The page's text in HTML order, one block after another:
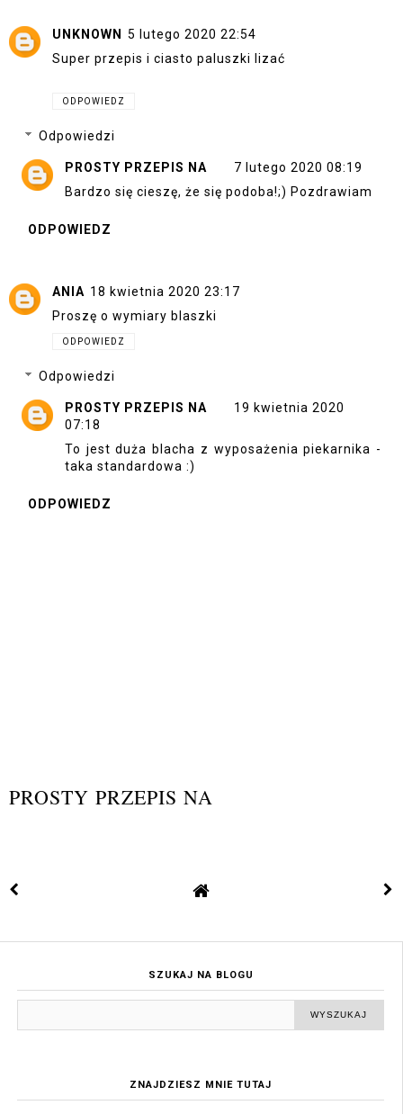
UNKNOWN
5 lutego 2020 22:54
Super przepis i ciasto paluszki lizać
ODPOWIEDZ
Odpowiedzi
PROSTY PRZEPIS NA
7 lutego 2020 08:19
Bardzo się cieszę, że się podoba!;) Pozdrawiam
ODPOWIEDZ
ANIA 18 kwietnia 2020 23:17
Proszę o wymiary blaszki
ODPOWIEDZ
Odpowiedzi
PROSTY PRZEPIS NA
19 kwietnia 2020
07:18
To jest duża blacha z wyposażenia piekarnika -
taka standardowa :)
ODPOWIEDZ
PROSTY PRZEPIS NA
SZUKAJ NA BLOGU
ZNAJDZIESZ MNIE TUTAJ